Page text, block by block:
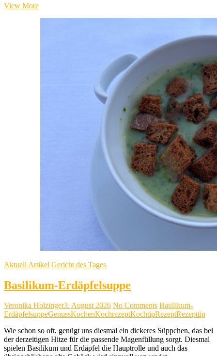
View MoreNachts
Aktuell Artikel Gericht des Tages
Basilikum-Erdäpfelsuppe
Veronika Holzinger3. August 2026 No Comments Basilikum-
ErdäpfelsuppeGenussKochenKochrezeptKochtipRezeptRezepttip
Wie schon so oft, genügt uns diesmal ein dickeres Süppchen, das bei
der derzeitigen Hitze für die passende Magenfüllung sorgt. Diesmal
spielen Basilikum und Erdäpfel die Hauptrolle und auch das